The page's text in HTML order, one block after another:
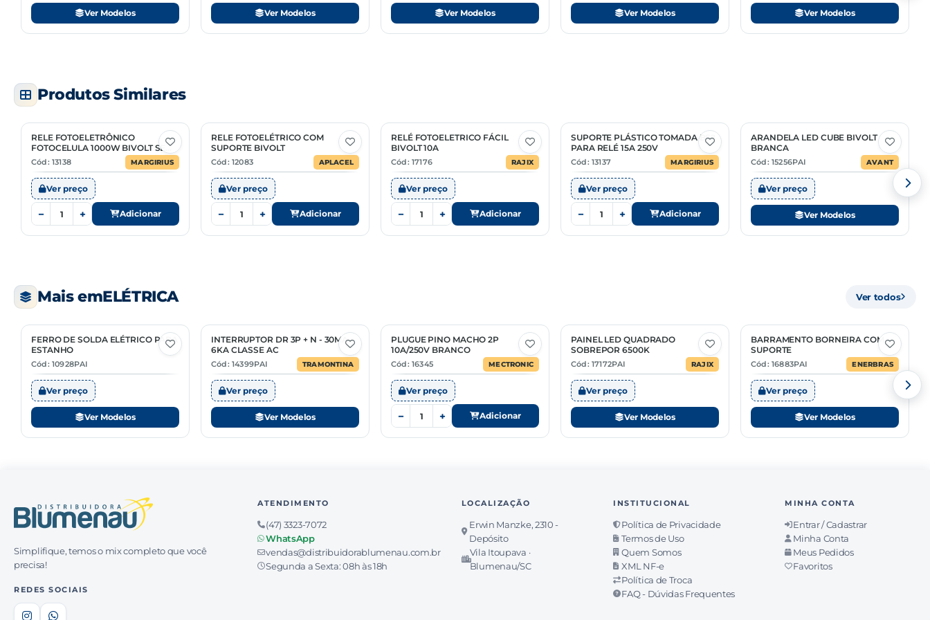
Ver Modelos Ver Modelos Ver Modelos Ver Modelos Ver Modelos
Produtos Similares
RELE FOTOELETRÔNICO
FOTOCELULA 1000W BIVOLT SEM
SUPORTE
Cód: 13138 MARGIRIUS
Ver preço
− + Adicionar
RELE FOTOELÉTRICO COM
SUPORTE BIVOLT
Cód: 12083 APLACEL
Ver preço
− + Adicionar
RELÉ FOTOELETRICO FÁCIL
BIVOLT 10A
Cód: 17176 RAJIX
Ver preço
− + Adicionar
SUPORTE PLÁSTICO TOMADA BS2
PARA RELÉ 15A 250V
Cód: 13137 MARGIRIUS
Ver preço
− + Adicionar
2 Opções
ARANDELA LED CUBE BIVOLT
BRANCA
Cód: 15256PAI AVANT
Ver preço
Ver Modelos
Mais emELÉTRICA Ver todos
4 Opções
FERRO DE SOLDA ELÉTRICO PARA
ESTANHO
Cód: 10928PAI
Ver preço
Ver Modelos
3 Opções
INTERRUPTOR DR 3P + N - 30MA -
6KA CLASSE AC
Cód: 14399PAI TRAMONTINA
Ver preço
Ver Modelos
PLUGUE PINO MACHO 2P
10A/250V BRANCO
Cód: 16345 MECTRONIC
Ver preço
− + Adicionar
2 Opções
PAINEL LED QUADRADO
SOBREPOR 6500K
Cód: 17172PAI RAJIX
Ver preço
Ver Modelos
4 Opções
BARRAMENTO BORNEIRA COM
SUPORTE
Cód: 16883PAI ENERBRAS
Ver preço
Ver Modelos
Simplifique, temos o mix completo que você
precisa!
REDES SOCIAIS
ATENDIMENTO
(47) 3323-7072
WhatsApp
vendas@distribuidorablumenau.com.br
Segunda a Sexta: 08h às 18h
LOCALIZAÇÃO
Erwin Manzke, 2310 -
Depósito
Vila Itoupava ·
Blumenau/SC
INSTITUCIONAL
Política de Privacidade
Termos de Uso
Quem Somos
XML NF-e
Política de Troca
FAQ - Dúvidas Frequentes
MINHA CONTA
Entrar / Cadastrar
Minha Conta
Meus Pedidos
Favoritos